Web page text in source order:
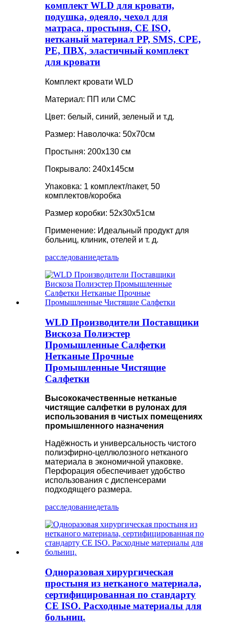
комплект WLD для кровати,
подушка, одеяло, чехол для
матраса, простыня, CE ISO,
нетканый материал PP, SMS, CPE,
PE, ПВХ, эластичный комплект
для кровати
Комплект кровати WLD
Материал: ПП или СМС
Цвет: белый, синий, зеленый и т.д.
Размер: Наволочка: 50x70см
Простыня: 200x130 см
Покрывало: 240x145см
Упаковка: 1 комплект/пакет, 50
комплектов/коробка
Размер коробки: 52x30x51см
Применение: Идеальный продукт для
больниц, клиник, отелей и т. д.
расследованиедеталь
WLD Производители Поставщики
Вискоза Полиэстер
Промышленные Салфетки
Нетканые Прочные
Промышленные Чистящие
Салфетки
Высококачественные нетканые
чистящие салфетки в рулонах для
использования в чистых помещениях
промышленного назначения
Надёжность и универсальность чистого
полиэфирно-целлюлозного нетканого
материала в экономичной упаковке.
Перфорация обеспечивает удобство
использования с диспенсерами
подходящего размера.
расследованиедеталь
Одноразовая хирургическая
простыня из нетканого материала,
сертифицированная по стандарту
CE ISO. Расходные материалы для
больниц.